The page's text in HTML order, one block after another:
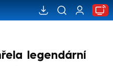
legendární